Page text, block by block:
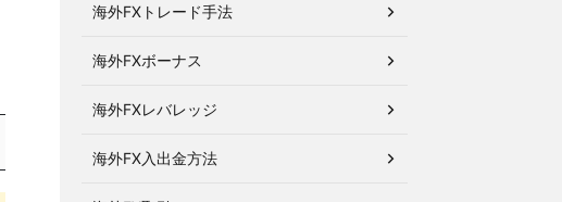
海外FXトレード手法
海外FXボーナス
海外FXレバレッジ
海外FX入出金方法